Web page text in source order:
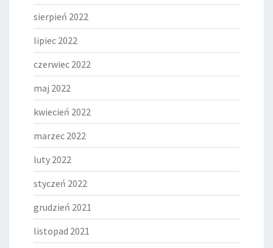
sierpień 2022
lipiec 2022
czerwiec 2022
maj 2022
kwiecień 2022
marzec 2022
luty 2022
styczeń 2022
grudzień 2021
listopad 2021